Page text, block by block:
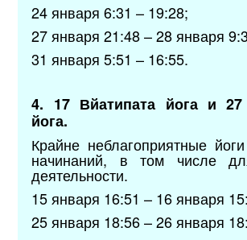
24 января 6:31 – 19:28;
27 января 21:48 – 28 января
31 января 5:51 – 16:55.
4. 17 Вйатипата йога и 27
йога.
Крайне неблагоприятные
начинаний, в том числе
деятельности.
15 января 16:51 – 16 января
25 января 18:56 – 26 января